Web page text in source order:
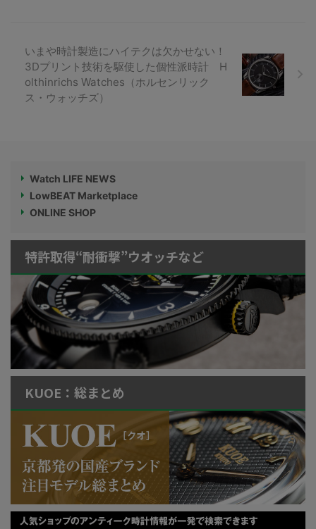
いまや時計製造にハイテクは欠かせない！
3Dプリント技術を駆使した個性派時計 H
olthinrichs Watches（ホルセンリック
ス・ウォッチズ）
Watch LIFE NEWS
LowBEAT Marketplace
ONLINE SHOP
特許取得“耐衝撃”ウオッチなど
KUOE：総まとめ